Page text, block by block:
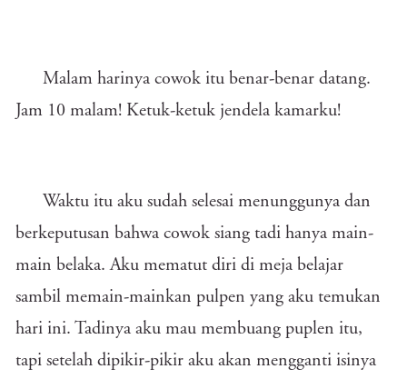
Malam harinya cowok itu benar-benar datang.
Jam 10 malam! Ketuk-ketuk jendela kamarku!
Waktu itu aku sudah selesai menunggunya dan
berkeputusan bahwa cowok siang tadi hanya main-
main belaka. Aku mematut diri di meja belajar
sambil memain-mainkan pulpen yang aku temukan
hari ini. Tadinya aku mau membuang puplen itu,
tapi setelah dipikir-pikir aku akan mengganti isinya